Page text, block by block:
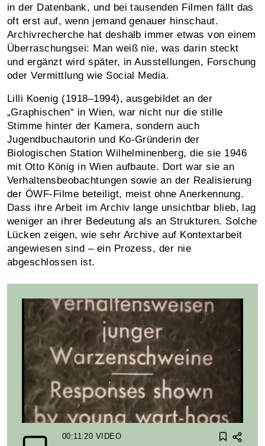
in der Datenbank, und bei tausenden Filmen fällt das
oft erst auf, wenn jemand genauer hinschaut.
Archivrecherche hat deshalb immer etwas von einem
Überraschungsei: Man weiß nie, was darin steckt
und ergänzt wird später, in Ausstellungen, Forschung
oder Vermittlung wie Social Media.
Lilli Koenig (1918–1994), ausgebildet an der
„Graphischen“ in Wien, war nicht nur die stille
Stimme hinter der Kamera, sondern auch
Jugendbuchautorin und Ko-Gründerin der
Biologischen Station Wilhelminenberg, die sie 1946
mit Otto König in Wien aufbaute. Dort war sie an
Verhaltensbeobachtungen sowie an der Realisierung
der ÖWF-Filme beteiligt, meist ohne Anerkennung.
Dass ihre Arbeit im Archiv lange unsichtbar blieb, lag
weniger an ihrer Bedeutung als an Strukturen. Solche
Lücken zeigen, wie sehr Archive auf Kontextarbeit
angewiesen sind – ein Prozess, der nie
abgeschlossen ist.
00:11:20 VIDEO